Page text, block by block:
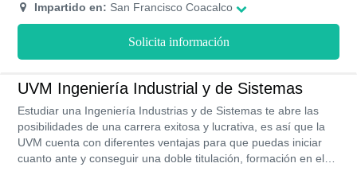
laboratorios con todas las herramientas necesarias para el
estudio de las distintas asignaturas.
Impartido en: San Francisco Coacalco
Solicita información
UVM Ingeniería Industrial y de Sistemas
Estudiar una Ingeniería Industrias y de Sistemas te abre las
posibilidades de una carrera exitosa y lucrativa, es así que la
UVM cuenta con diferentes ventajas para que puedas iniciar
cuanto ante y conseguir una doble titulación, formación en el